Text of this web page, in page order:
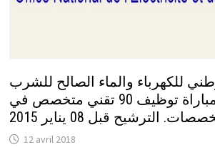
للكهرباء والماء الصالح للشرب
-قطاع الكهرباء: مباراة توظيف 90 تقني متخصص في
الترشيح قبل 08 يناير 2015
12 avril 2018